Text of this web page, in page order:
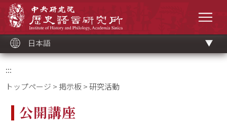
ッ
ク
日本語
:::
トップページ >掲示板> 研究活動
公開講座